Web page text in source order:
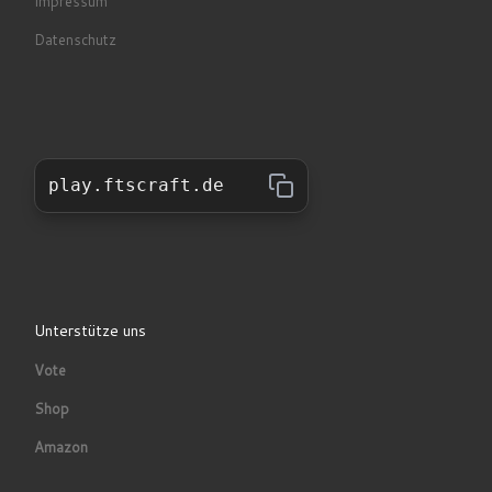
Datenschutz
play.ftscraft.de
Unterstütze uns
Vote
Shop
Amazon